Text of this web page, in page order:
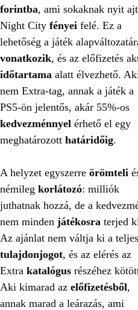
forintba, ami sokaknak nyit
Night City fényei felé. Ez a
lehetőség a játék
vonatkozik, és az előfizetés
időtartama alatt élvezhető.
nem Extra-tag, annak a játék a
PS5-ön jelentős, akár 55%-os
kedvezménnyel érhető el egy
meghatározott határidőig.
A helyzet egyszerre örömteli
némileg korlátozó: milliók
juthatnak hozzá, de a
nem minden játékosra terjed
Az ajánlat nem váltja ki a teljes
tulajdonjogot, és az elérés az
Extra katalógus részéhez
Aki kimarad az előfizetésből,
annak marad a leárazás, ami